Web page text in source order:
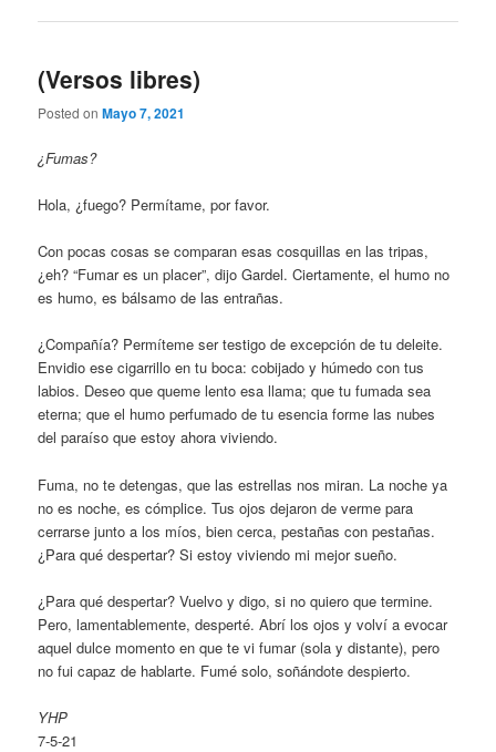
(Versos libres)
Posted onMayo 7, 2021
¿Fumas?
Hola, ¿fuego? Permítame, por favor.
Con pocas cosas se comparan esas cosquillas en las tripas,
¿eh? “Fumar es un placer”, dijo Gardel. Ciertamente, el humo no
es humo, es bálsamo de las entrañas.
¿Compañía? Permíteme ser testigo de excepción de tu deleite.
Envidio ese cigarrillo en tu boca: cobijado y húmedo con tus
labios. Deseo que queme lento esa llama; que tu fumada sea
eterna; que el humo perfumado de tu esencia forme las nubes
del paraíso que estoy ahora viviendo.
Fuma, no te detengas, que las estrellas nos miran. La noche ya
no es noche, es cómplice. Tus ojos dejaron de verme para
cerrarse junto a los míos, bien cerca, pestañas con pestañas.
¿Para qué despertar? Si estoy viviendo mi mejor sueño.
¿Para qué despertar? Vuelvo y digo, si no quiero que termine.
Pero, lamentablemente, desperté. Abrí los ojos y volví a evocar
aquel dulce momento en que te vi fumar (sola y distante), pero
no fui capaz de hablarte. Fumé solo, soñándote despierto.
YHP
7-5-21